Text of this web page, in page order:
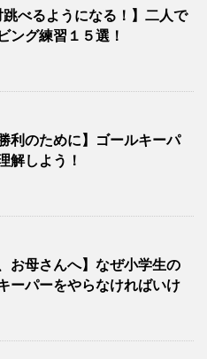
跳べるようになる！】二人で
ング練習１５選！
利のために】ゴールキーパ
解しよう！
お母さんへ】なぜ小学生の
ーパーをやらなければいけ